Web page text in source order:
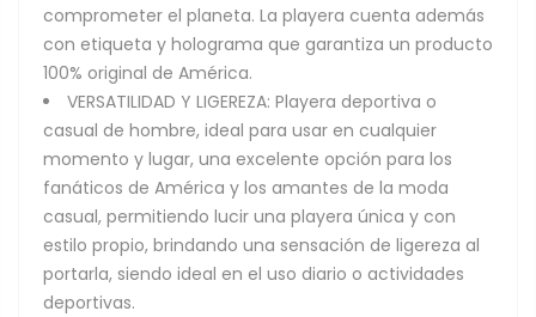
comprometer el planeta. La playera cuenta además
con etiqueta y holograma que garantiza un producto
100% original de América.
VERSATILIDAD Y LIGEREZA: Playera deportiva o
casual de hombre, ideal para usar en cualquier
momento y lugar, una excelente opción para los
fanáticos de América y los amantes de la moda
casual, permitiendo lucir una playera única y con
estilo propio, brindando una sensación de ligereza al
portarla, siendo ideal en el uso diario o actividades
deportivas.